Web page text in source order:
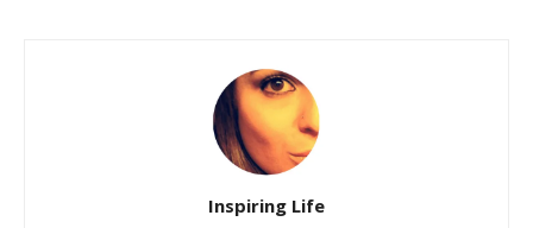
Inspiring Life